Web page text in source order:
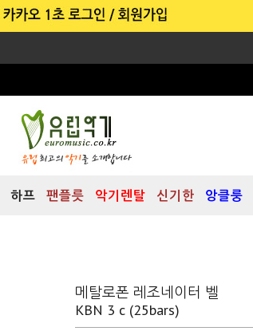
하프 팬플릇 악기렌탈 신기한 앙클룽
메탈로폰 레조네이터 벨
KBN 3 c (25bars)